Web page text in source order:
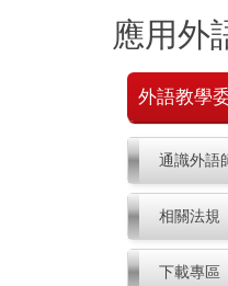
應用外
外語教學
通識外語
相關法規
下載專區